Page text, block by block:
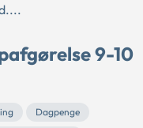
9-10
Dagpenge